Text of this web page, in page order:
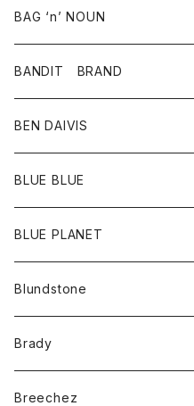
その他雑貨
スカート
パンツ
グッズ
靴
アウター
革ジャケット
BAG ‘n’ NOUN
アクセサリー
バッグ
ポーチ
BANDIT BRAND
トップス
Ｔシャツ
BEN DAIVIS
ポトム
パンツ
BLUE BLUE
アウター
カーディガン
コート
アクセサリー
バッグ
ベルト
キッズ
Tシャツ
グッズ
BLUE PLANET
サングラス
Blundstone
Brady
Breechez